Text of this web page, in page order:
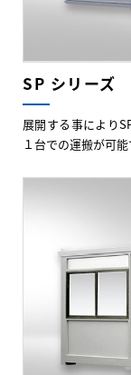
SP シリーズ
展開する事により
１台での運搬が可能